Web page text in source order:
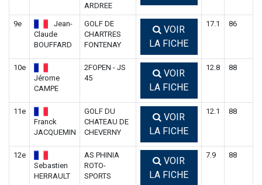
ARDREE
9e
Jean-
Claude
BOUFFARD
GOLF DE
CHARTRES
FONTENAY
VOIR
LA FICHE
17.1 86
10e
Jérome
CAMPE
2FOPEN - JS
45
VOIR
LA FICHE
12.8 88
11e
Franck
JACQUEMIN
GOLF DU
CHATEAU DE
CHEVERNY
VOIR
LA FICHE
12.1 88
12e
Sebastien
HERRAULT
AS PHINIA
ROTO-
SPORTS
VOIR
LA FICHE
7.9 88